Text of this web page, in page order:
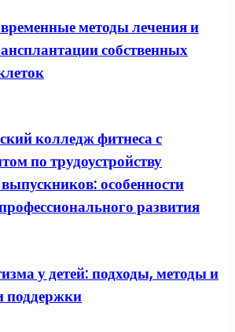
методы лечения и
собственных
колледж фитнеса с
по трудоустройству
выпускников: особенности
развития
у детей: подходы, методы и
поддержки